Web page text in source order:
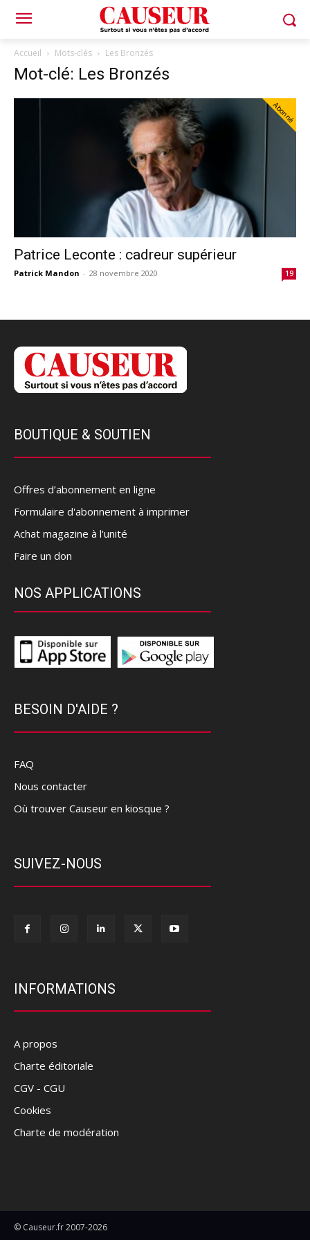
Accueil Mots-clés Les Bronzés
Mot-clé: Les Bronzés
Abonné
Patrice Leconte : cadreur supérieur
Patrick Mandon - 28 novembre 2020 19
BOUTIQUE & SOUTIEN
Offres d’abonnement en ligne
Formulaire d'abonnement à imprimer
Achat magazine à l'unité
Faire un don
NOS APPLICATIONS
BESOIN D'AIDE ?
FAQ
Nous contacter
Où trouver Causeur en kiosque ?
SUIVEZ-NOUS
INFORMATIONS
A propos
Charte éditoriale
CGV - CGU
Cookies
Charte de modération
© Causeur.fr 2007-2026